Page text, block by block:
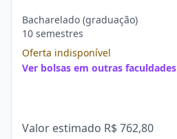
Bacharelado (graduação)
10 semestres
Oferta indisponível
Ver bolsas em outras faculdades
Valor estimado R$ 762,80